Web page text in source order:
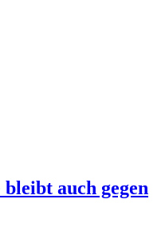
bleibt auch gegen